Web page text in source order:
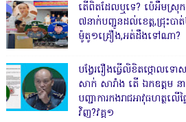
តើពិតដែលឬទេ? ប៉េអឹមស្
៧នាក់បញ្ជូនដល់ខេត្ត,ជ្រុះប
ម៉ូតូ១គ្រឿង,អត់ដឹងទៅណា?
បង្វែររឿងធ្វើលិខិតថ្កោល
សាក់ សារាំង តើ ឯកឧត្តម
បញ្ជាការកងរាជអាវុធហត្ថល
វិញ?វគ្គ១